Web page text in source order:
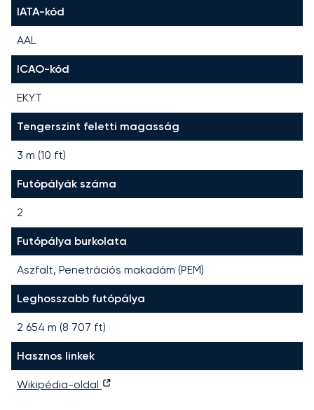
IATA-kód
AAL
ICAO-kód
EKYT
Tengerszint feletti magasság
3 m (10 ft)
Futópályák száma
2
Futópálya burkolata
Aszfalt, Penetrációs makadám (PEM)
Leghosszabb futópálya
2 654 m (8 707 ft)
Hasznos linkek
Wikipédia-oldal